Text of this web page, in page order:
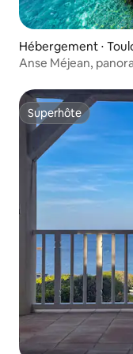
Hébergement ⋅
Anse Méjean,
Superhôte
Superhôte